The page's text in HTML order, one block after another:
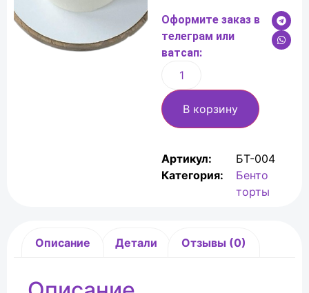
Оформите заказ в
телеграм или
ватсап:
В корзину
Артикул:
БТ-004
Категория:
Бенто
торты
Описание Детали Отзывы (0)